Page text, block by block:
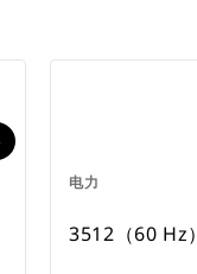
电力
3512（60 Hz